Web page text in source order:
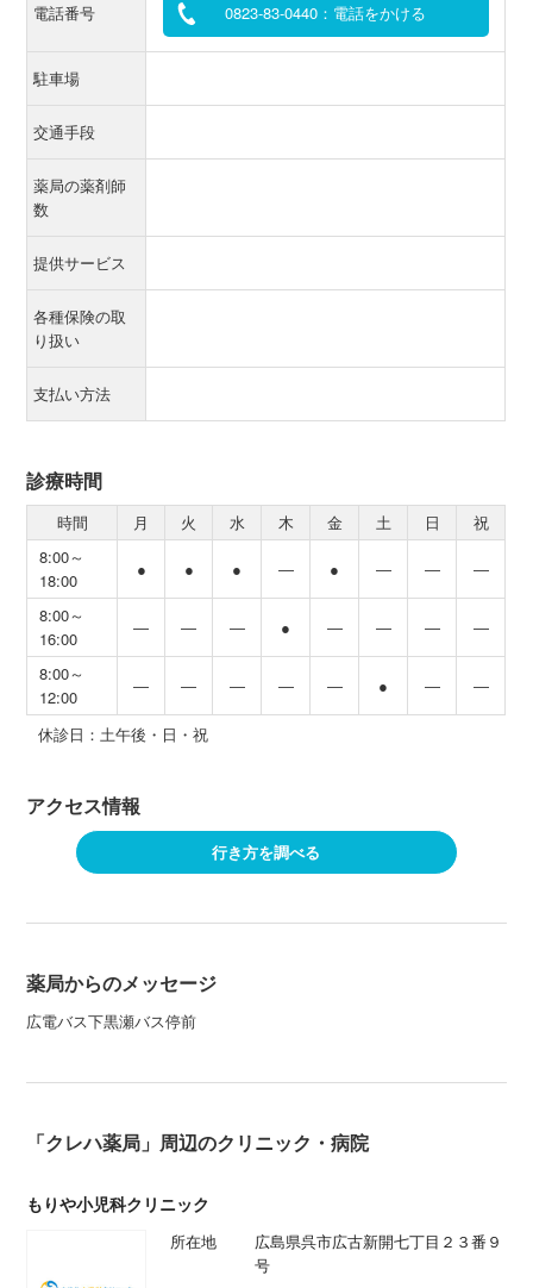
電話番号 0823-83-0440：電話をかける
駐車場
交通手段
薬局の薬剤師
数
提供サービス
各種保険の取
り扱い
支払い方法
診療時間
時間 月 火 水 木 金 土 日
祝
8:00～
18:00
● ● ● ― ● ― ― ―
8:00～
16:00
― ― ― ● ― ― ― ―
8:00～
12:00
― ― ― ― ― ● ― ―
休診日：土午後・日・祝
アクセス情報
行き方を調べる
薬局からのメッセージ
広電バス下黒瀬バス停前
「クレハ薬局」周辺のクリニック・病院
もりや小児科クリニック
所在地
広島県呉市広古新開七丁目２３番９
号